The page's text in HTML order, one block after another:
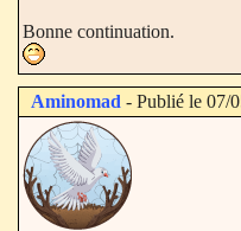
Bonne continuation.
Aminomad - Publié le 07/